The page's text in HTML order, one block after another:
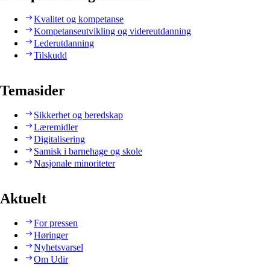
Kvalitet og kompetanse
Kompetanseutvikling og videreutdanning
Lederutdanning
Tilskudd
Temasider
Sikkerhet og beredskap
Læremidler
Digitalisering
Samisk i barnehage og skole
Nasjonale minoriteter
Aktuelt
For pressen
Høringer
Nyhetsvarsel
Om Udir